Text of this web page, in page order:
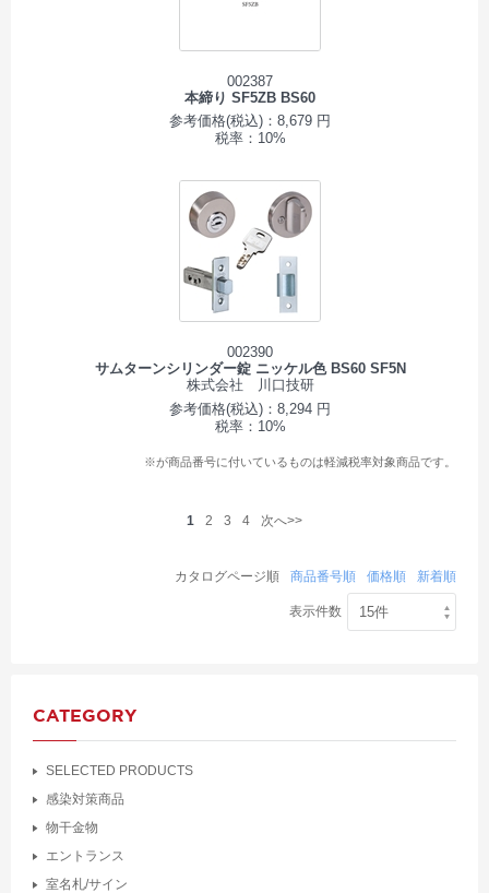
002387
本締り SF5ZB BS60
参考価格(税込)：8,679 円
税率：10%
002390
サムターンシリンダー錠 ニッケル色 BS60 SF5N
株式会社 川口技研
参考価格(税込)：8,294 円
税率：10%
※が商品番号に付いているものは軽減税率対象商品です。
1 2 3 4 次へ>>
カタログページ順 商品番号順 価格順 新着順
表示件数
CATEGORY
SELECTED PRODUCTS
感染対策商品
物干金物
エントランス
室名札/サイン